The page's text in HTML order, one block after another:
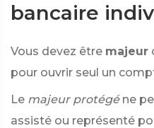
bancaire
Vous devez être majeur
pour ouvrir seul un
Le majeur protégé ne
assisté ou représenté